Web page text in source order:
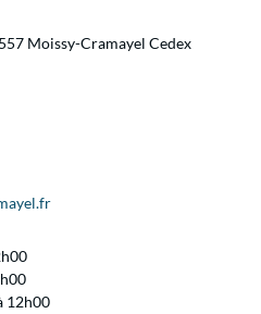
Moissy-Cramayel Cedex
12h00